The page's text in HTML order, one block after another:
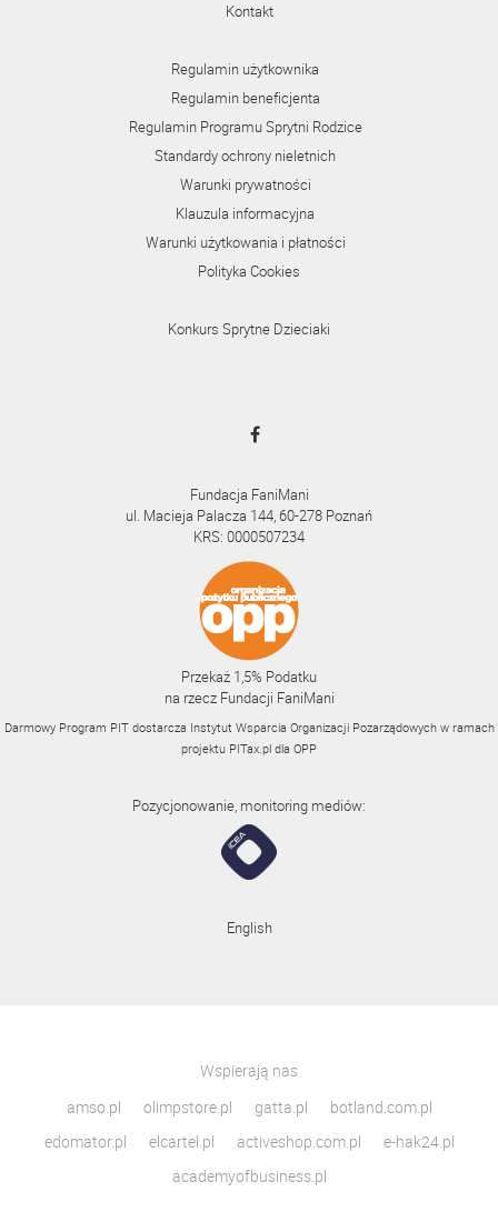
Kontakt
Regulamin użytkownika
Regulamin beneficjenta
Regulamin Programu Sprytni Rodzice
Standardy ochrony nieletnich
Warunki prywatności
Klauzula informacyjna
Warunki użytkowania i płatności
Polityka Cookies
Konkurs Sprytne Dzieciaki
Fundacja FaniMani
ul. Macieja Palacza 144, 60-278 Poznań
KRS: 0000507234
Przekaż 1,5% Podatku
na rzecz Fundacji FaniMani
Darmowy Program PIT dostarcza Instytut Wsparcia Organizacji Pozarządowych w ramach
projektu PITax.pl dla OPP
Pozycjonowanie, monitoring mediów:
English
Wspierają nas
amso.pl
olimpstore.pl gatta.pl
botland.com.pl
edomator.pl
elcartel.pl activeshop.com.pl
e-hak24.pl
academyofbusiness.pl